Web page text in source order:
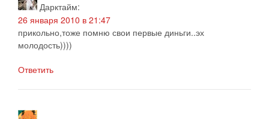
Дарктайм:
26 января 2010 в 21:47
прикольно,тоже помню свои первые диньги..эх
молодость))))
Ответить